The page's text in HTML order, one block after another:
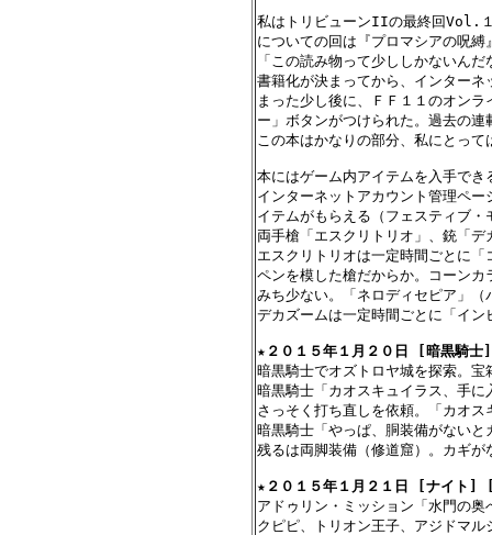
私はトリビューンIIの最終回Vol.１
についての回は『プロマシアの呪
「この読み物って少ししかないん
書籍化が決まってから、インター
まった少し後に、ＦＦ１１のオン
ー」ボタンがつけられた。過去の
この本はかなりの部分、私にとって
本にはゲーム内アイテムを入手で
インターネットアカウント管理ペ
イテムがもらえる（フェスティブ・
両手槍「エスクリトリオ」、銃「
エスクリトリオは一定時間ごとに
ペンを模した槍だからか。コーン
みち少ない。「ネロディセピア」（
デカズームは一定時間ごとに「イ
★ ２０１５年１月２０日 [暗黒騎
暗黒騎士でオズトロヤ城を探索。宝
暗黒騎士「カオスキュイラス、手に
さっそく打ち直しを依頼。「カオ
暗黒騎士「やっぱ、胴装備がないと
残るは両脚装備（修道窟）。カギ
★ ２０１５年１月２１日 [ナイト]
アドゥリン・ミッション「水門の
クピピ、トリオン王子、アジドマル